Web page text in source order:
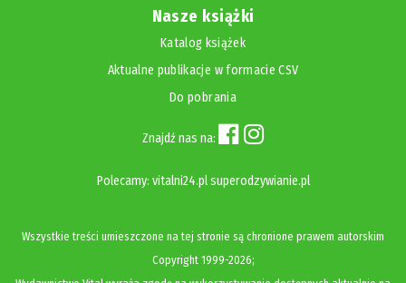
Nasze książki
Katalog książek
Aktualne publikacje w formacie CSV
Do pobrania
Znajdź nas na:
Polecamy: vitalni24.pl superodzywianie.pl
Wszystkie treści umieszczone na tej stronie są chronione prawem autorskim
Copyright1999-2026;